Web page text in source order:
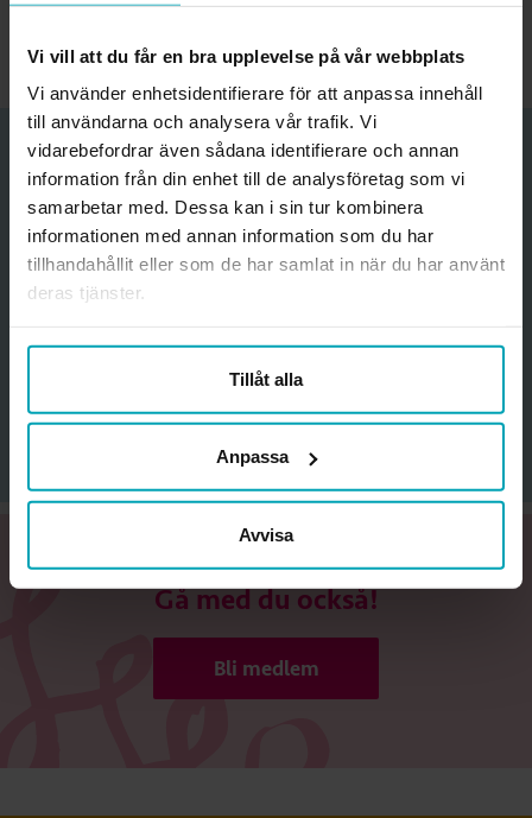
Vi vill att du får en bra upplevelse på vår webbplats
Vi använder enhetsidentifierare för att anpassa innehåll
till användarna och analysera vår trafik. Vi
vidarebefordrar även sådana identifierare och annan
information från din enhet till de analysföretag som vi
samarbetar med. Dessa kan i sin tur kombinera
informationen med annan information som du har
tillhandahållit eller som de har samlat in när du har använt
deras tjänster.
Tillåt alla
Anpassa
Avvisa
Funderar du på att bli medlem?
Ange din mejladress för att få nyhetsbrev med erbjudanden
och information om medlemskapet.
Jag godkänner att förbundet skickar information och
erbjudanden till mig samt
Gå med du också!
Bli medlem